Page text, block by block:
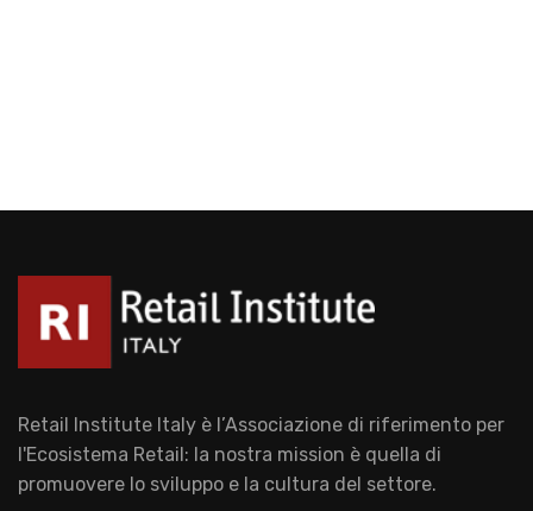
Retail Institute Italy è l’Associazione di riferimento per
l'Ecosistema Retail: la nostra mission è quella di
promuovere lo sviluppo e la cultura del settore.